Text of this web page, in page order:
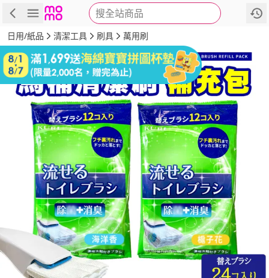
搜全站商品
商品 評價 詳情
日用/紙品 清潔工具 刷具 萬用刷